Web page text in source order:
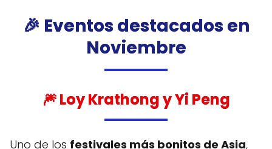
🎉 Eventos destacados en
Noviembre
🎆 Loy Krathong y Yi Peng
Uno de los festivales más bonitos de Asia,